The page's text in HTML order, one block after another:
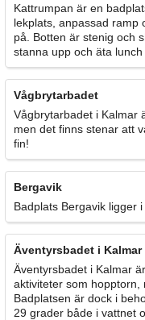
Kattrumpan är en
lekplats, anpassad ramp
på. Botten är stenig och
stanna upp och äta
Vågbrytarbadet
Vågbrytarbadet i Kalmar
men det finns stenar att
fin!
Bergavik
Badplats Bergavik ligger
Äventyrsbadet i Kalmar
Äventyrsbadet i Kalmar
aktiviteter som hopptorn,
Badplatsen är dock i
29 grader både i vattnet